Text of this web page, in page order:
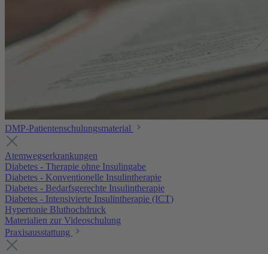
DMP-Patientenschulungsmaterial
Atemwegserkrankungen
Diabetes - Therapie ohne Insulingabe
Diabetes - Konventionelle Insulintherapie
Diabetes - Bedarfsgerechte Insulintherapie
Diabetes - Intensivierte Insulintherapie (ICT)
Hypertonie Bluthochdruck
Materialien zur Videoschulung
Praxisausstattung